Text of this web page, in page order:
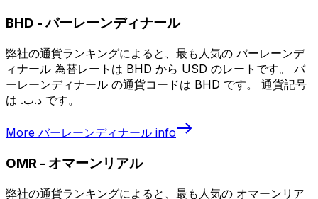
BHD -バーレーンディナール
弊社の通貨ランキングによると、最も人気の バーレーンデ
ィナール 為替レートは BHD から USD のレートです。 バ
ーレーンディナール の通貨コードは BHD です。 通貨記号
は .د.ب です。
More バーレーンディナール info
OMR - オマーンリアル
弊社の通貨ランキングによると、最も人気の オマーンリア